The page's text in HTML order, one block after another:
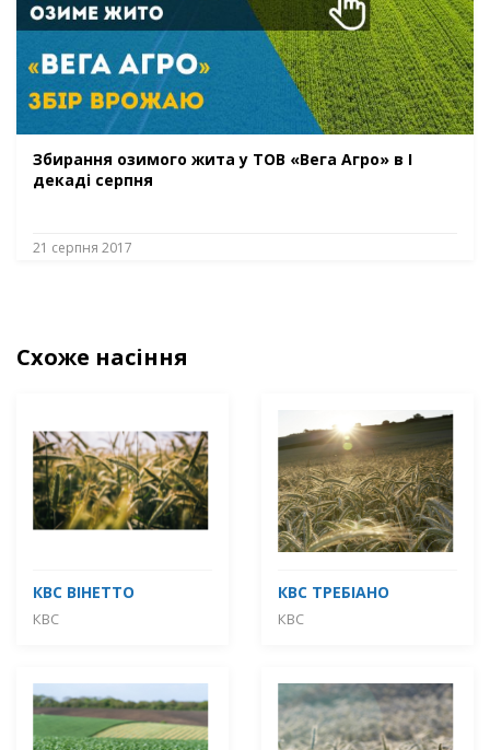
Збирання озимого жита у ТОВ «Вега Агро» в І
декаді серпня
21 серпня 2017
Схоже насіння
КВС ВІНЕТТО
КВС
КВС ТРЕБІАНО
КВС